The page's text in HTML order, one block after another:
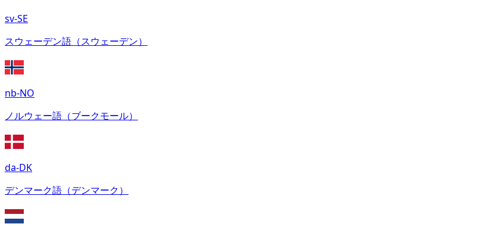
sv-SE
スウェーデン語（スウェーデン）
nb-NO
ノルウェー語（ブークモール）
da-DK
デンマーク語（デンマーク）